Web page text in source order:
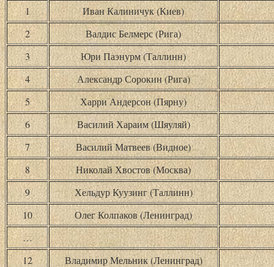
1
Иван Калиничук (Киев)
2
Валдис Белмерс (Рига)
3
Юри Паэнурм (Таллинн)
4
Александр Сорокин (Рига)
5
Харри Андерсон (Пярну)
6
Василий Хараим (Шяуляй)
7
Василий Матвеев (Видное)
8
Николай Хвостов (Москва)
9
Хельдур Куузинг (Таллинн)
10
Олег Колпаков (Ленинград)
…
12
Владимир Мельник (Ленинград)